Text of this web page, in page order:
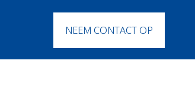
NEEM CONTACT OP